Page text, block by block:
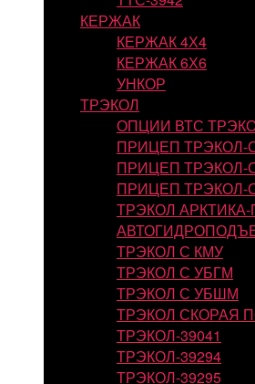
КЕРЖАК
КЕРЖАК 4Х4
КЕРЖАК 6Х6
УНКОР
ТРЭКОЛ
ОПЦИИ ВТС
ПРИЦЕП ТРЭКОЛ-
ПРИЦЕП ТРЭКОЛ-
ПРИЦЕП ТРЭКОЛ-
ТРЭКОЛ
ТРЭКОЛ С КМУ
ТРЭКОЛ С УБГМ
ТРЭКОЛ С УБШМ
ТРЭКОЛ СКОРАЯ
ТРЭКОЛ-39041
ТРЭКОЛ-39294
ТРЭКОЛ-39295